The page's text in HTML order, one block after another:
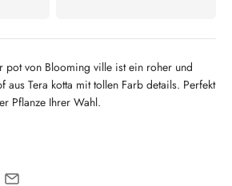
pot von Blooming ville ist ein roher und
aus Tera kotta mit tollen Farb details. Perfekt
Pflanze Ihrer Wahl.